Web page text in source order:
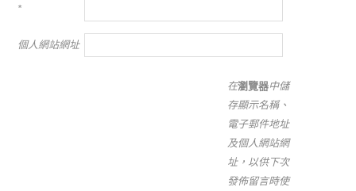
*
個人網站網址
在瀏覽器中儲
存顯示名稱、
電子郵件地址
及個人網站網
址，以供下次
發佈留言時使